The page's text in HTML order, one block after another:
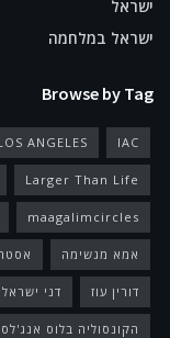
ישראל
ישראל במלחמה
Browse by Tag
IAC
ANGELES
Larger Than Life
maagalimcircles
אמא מגשימה
דורין עוז דני ישראלי
הקונסוליה בלוס אנג'לס